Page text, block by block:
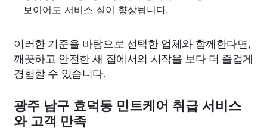
보이어도 서비스 질이 향상됩니다.
이러한 기준을 바탕으로 선택한 업체와 함께한다면,
깨끗하고 안전한 새 집에서의 시작을 보다 더 즐겁게
경험할 수 있습니다.
광주 남구 효덕동 민트케어 취급 서비스
와 고객 만족